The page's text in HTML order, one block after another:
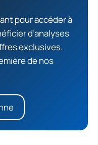
pour accéder à
d’analyses
exclusives.
de nos